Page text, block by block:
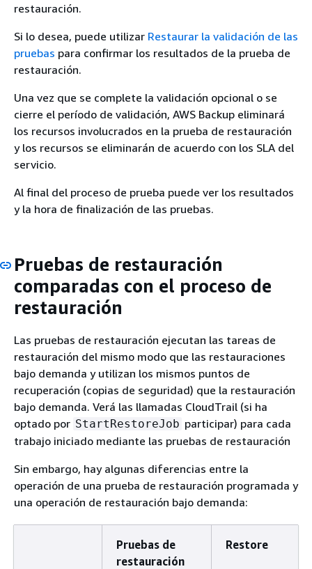
restauración.
Si lo desea, puede utilizar Restaurar la validación de las
pruebas para confirmar los resultados de la prueba de
restauración.
Una vez que se complete la validación opcional o se
cierre el período de validación, AWS Backup eliminará
los recursos involucrados en la prueba de restauración
y los recursos se eliminarán de acuerdo con los SLA del
servicio.
Al final del proceso de prueba puede ver los resultados
y la hora de finalización de las pruebas.
Pruebas de restauración
comparadas con el proceso de
restauración
Las pruebas de restauración ejecutan las tareas de
restauración del mismo modo que las restauraciones
bajo demanda y utilizan los mismos puntos de
recuperación (copias de seguridad) que la restauración
bajo demanda. Verá las llamadas CloudTrail (si ha
optado por StartRestoreJob participar) para cada
trabajo iniciado mediante las pruebas de restauración
Sin embargo, hay algunas diferencias entre la
operación de una prueba de restauración programada y
una operación de restauración bajo demanda:
Pruebas de
restauración
Restore